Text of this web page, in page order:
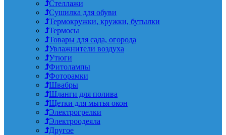
Стеллажи
Сушилка для обуви
Термокружки, кружки, бутылки
Термосы
Товары для сада, огорода
Увлажнители воздуха
Утюги
Фитолампы
Фоторамки
Швабры
Шланги для полива
Щетки для мытья окон
Электрогрелки
Электроодеяла
Другое